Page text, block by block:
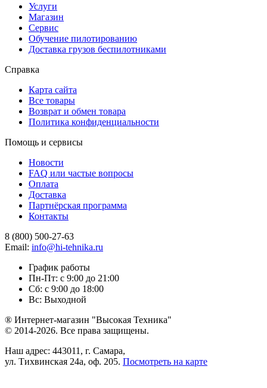
Услуги
Магазин
Сервис
Обучение пилотированию
Доставка грузов беспилотниками
Справка
Карта сайта
Все товары
Возврат и обмен товара
Политика конфиденциальности
Помощь и сервисы
Новости
FAQ или частые вопросы
Оплата
Доставка
Партнёрская программа
Контакты
8 (800) 500-27-63
Email: info@hi-tehnika.ru
График работы
Пн-Пт: с 9:00 до 21:00
Сб: с 9:00 до 18:00
Вс: Выходной
® Интернет-магазин "Высокая Техника"
© 2014-2026. Все права защищены.
Наш адрес: 443011, г. Самара,
ул. Тихвинская 24а, оф. 205. Посмотреть на карте